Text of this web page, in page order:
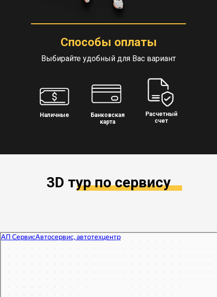
Наличные
Банковская
карта
Расчетный
счет
Выбирайте удобный для Вас вариант
Способы оплаты
3D тур по сервису
АП Сервис
Автосервис, автотехцентр в Москве